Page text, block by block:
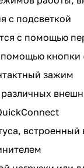
с подсветкой
с помощью
зажим
встроенный